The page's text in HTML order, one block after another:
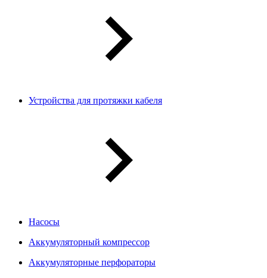
Устройства для протяжки кабеля
Насосы
Аккумуляторный компрессор
Аккумуляторные перфораторы